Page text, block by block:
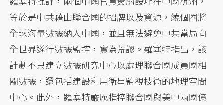
等於是中共藉由聯合國的招牌以及資源，繞個圈將
全球海量數據納入中國，並且無法避免中共當局向
全世界遂行數據監控，實為荒謬。羅塞特指出，該
計劃不只建立數據研究中心以處理聯合國成員國相
關數據，還包括建設利用衛星監視技術的地理空間
中心。此外，羅塞特嚴厲指控聯合國與美中兩國億